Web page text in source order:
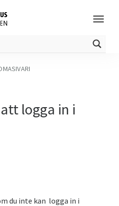
logga in i
du inte kan logga in i